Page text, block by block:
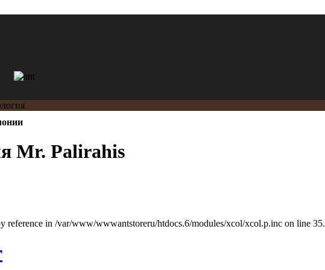
Mr. Palirahis
reference in /var/www/wwwantstoreru/htdocs.6/modules/xcol/xcol.p.inc on line 35.